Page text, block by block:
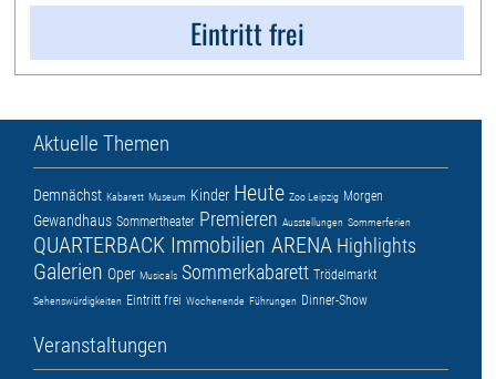
Eintritt frei
Aktuelle Themen
Demnächst Kabarett Museum Kinder Heute Zoo Leipzig Morgen
Gewandhaus Sommertheater Premieren Ausstellungen Sommerferien
QUARTERBACK Immobilien ARENA Highlights
Galerien Oper Musicals Sommerkabarett Trödelmarkt
Sehenswürdigkeiten Eintritt frei Wochenende Führungen Dinner-Show
Veranstaltungen